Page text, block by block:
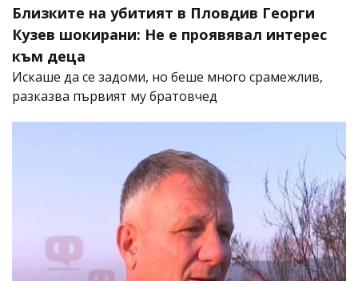
Близките на убитият в Пловдив Георги
Кузев шокирани: Не е проявявал интерес
към деца
Искаше да се задоми, но беше много срамежлив,
разказва първият му братовчед